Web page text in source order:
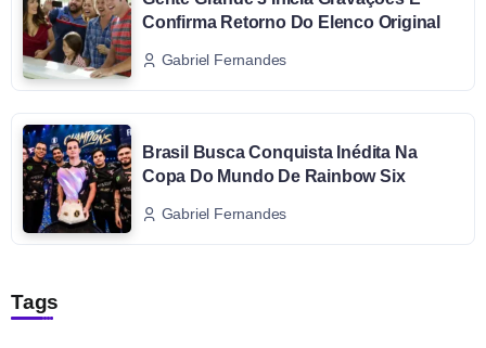
Confirma Retorno Do Elenco Original
Gabriel Fernandes
Brasil Busca Conquista Inédita Na
Copa Do Mundo De Rainbow Six
Gabriel Fernandes
Tags